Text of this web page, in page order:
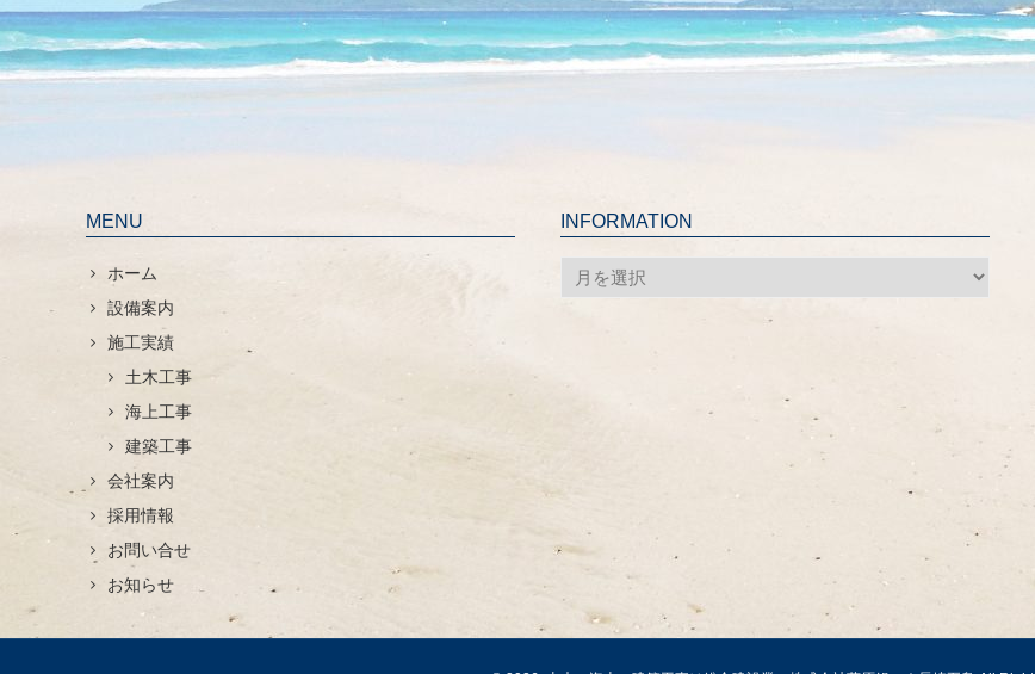
MENU
ホーム
設備案内
施工実績
土木工事
海上工事
建築工事
会社案内
採用情報
お問い合せ
お知らせ
INFORMATION
INFORMATION